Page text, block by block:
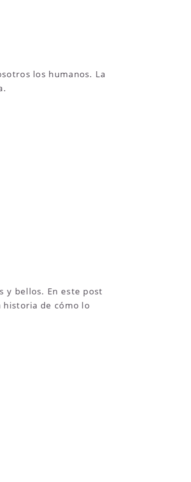
los humanos. La
y bellos. En este post
historia de cómo lo